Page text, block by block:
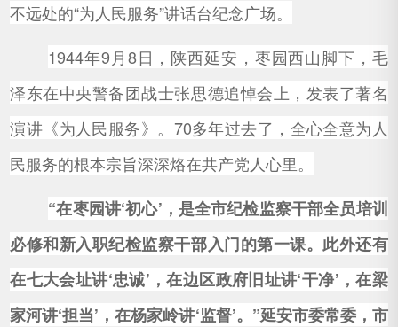
不远处的“为人民服务”讲话台纪念广场。
1944年9月8日，陕西延安，枣园西山脚下，毛
泽东在中央警备团战士张思德追悼会上，发表了著名
演讲《为人民服务》。70多年过去了，全心全意为人
民服务的根本宗旨深深烙在共产党人心里。
“在枣园讲‘初心’，是全市纪检监察干部全员培训
必修和新入职纪检监察干部入门的第一课。此外还有
在七大会址讲‘忠诚’，在边区政府旧址讲‘干净’，在梁
家河讲‘担当’，在杨家岭讲‘监督’。”延安市委常委，市